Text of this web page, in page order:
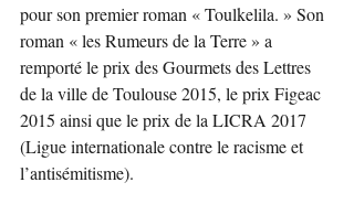
pour son premier roman « Toulkelila. » Son
roman « les Rumeurs de la Terre » a
remporté le prix des Gourmets des Lettres
de la ville de Toulouse 2015, le prix Figeac
2015 ainsi que le prix de la LICRA 2017
(Ligue internationale contre le racisme et
l’antisémitisme).